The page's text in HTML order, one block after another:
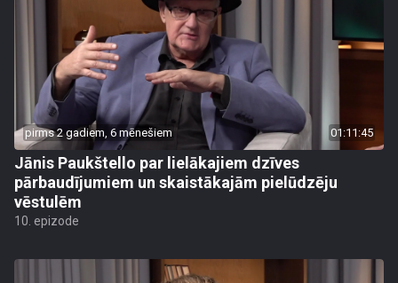
pirms 2 gadiem, 6 mēnešiem 01:11:45
Jānis Paukštello par lielākajiem dzīves
pārbaudījumiem un skaistākajām pielūdzēju
vēstulēm
10. epizode